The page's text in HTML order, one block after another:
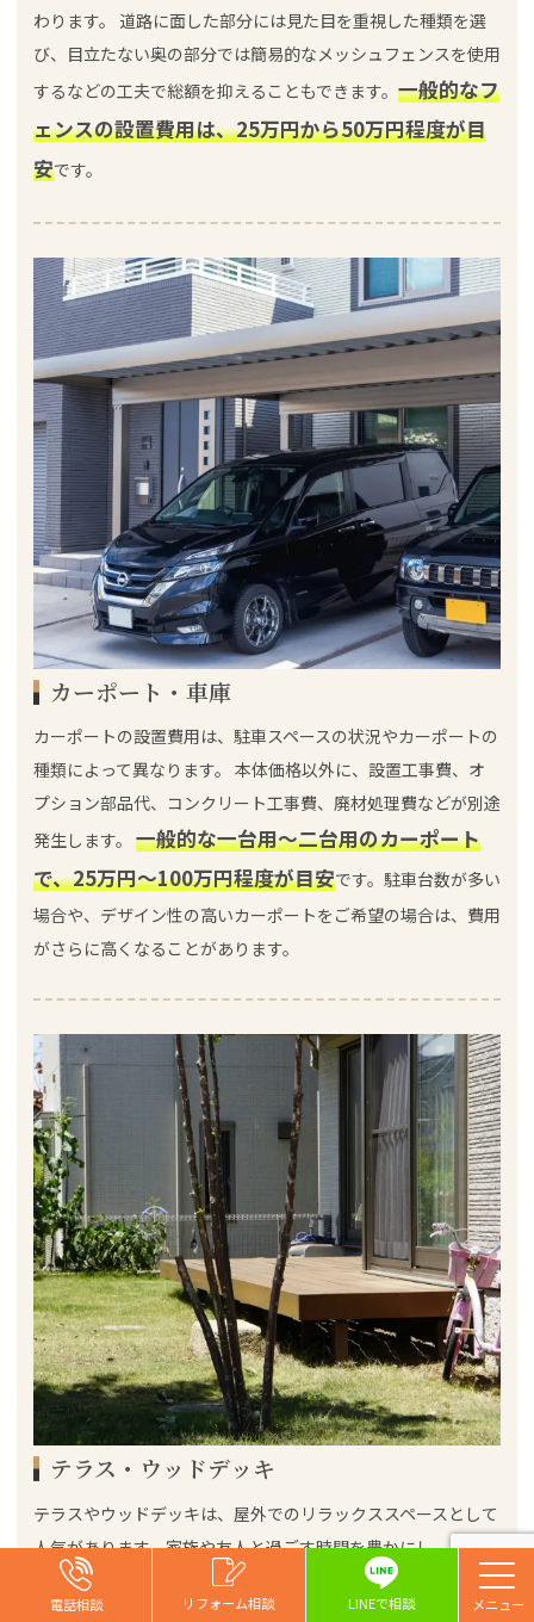
わります。 道路に面した部分には見た目を重視した種類を選
び、目立たない奥の部分では簡易的なメッシュフェンスを使用
するなどの工夫で総額を抑えることもできます。 一般的なフ
ェンスの設置費用は、25万円から50万円程度が目
安です。
カーポート・車庫
カーポートの設置費用は、駐車スペースの状況やカーポートの
種類によって異なります。 本体価格以外に、設置工事費、オ
プション部品代、コンクリート工事費、廃材処理費などが別途
発生します。 一般的な一台用～二台用のカーポート
で、25万円～100万円程度が目安です。駐車台数が多い
場合や、デザイン性の高いカーポートをご希望の場合は、費用
がさらに高くなることがあります。
テラス・ウッドデッキ
テラスやウッドデッキは、屋外でのリラックススペースとして
人気があります。家族や友人と過ごす時間を豊かにし、室内と
外空間のつながりを強化します。材質やデザインによって費用
は異なり、天然木を使用すると風合いが美しく、人工素材はメ
電話相談 リフォーム相談 お問い合わせ
電話相談 リフォーム相談 お問い合わせ
電話相談 リフォーム相談 お問い合わせ
電話相談 リフォーム相談 LINEで相談